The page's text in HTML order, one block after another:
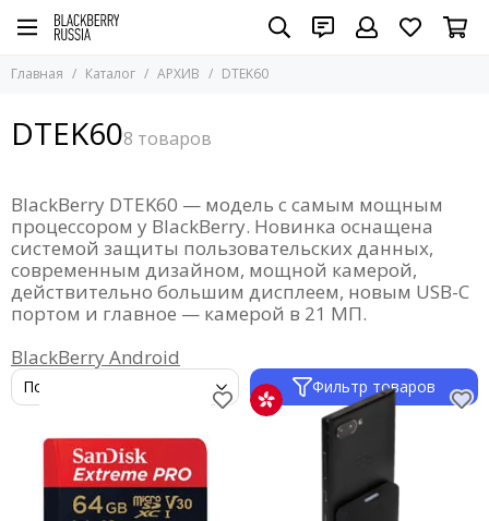
Главная Каталог АРХИВ DTEK60
DTEK60
BlackBerry DTEK60 — модель с самым мощным
процессором у BlackBerry. Новинка оснащена
системой защиты пользовательских данных,
современным дизайном, мощной камерой,
действительно большим дисплеем, новым USB-C
портом и главное — камерой в 21 МП.
BlackBerry Android
Фильтр товаров